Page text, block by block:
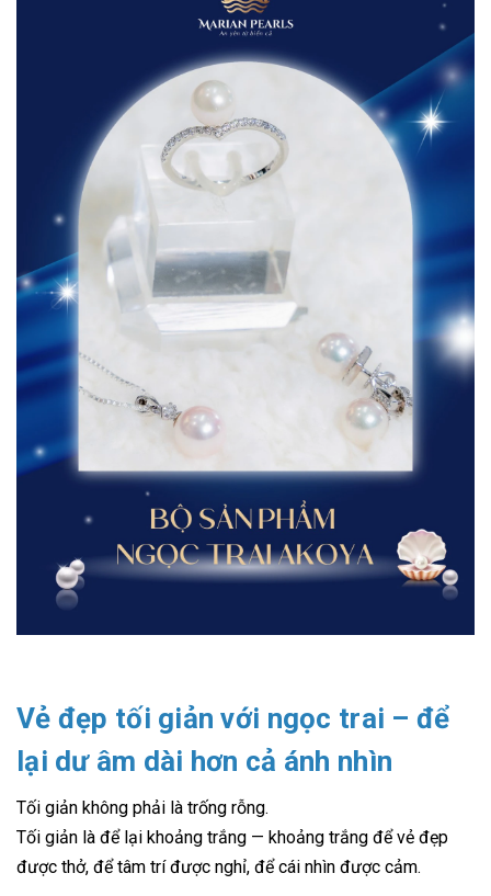
Vẻ đẹp tối giản với ngọc trai – để
lại dư âm dài hơn cả ánh nhìn
Tối giản không phải là trống rỗng.
Tối giản là để lại khoảng trắng — khoảng trắng để vẻ đẹp
được thở, để tâm trí được nghỉ, để cái nhìn được cảm.